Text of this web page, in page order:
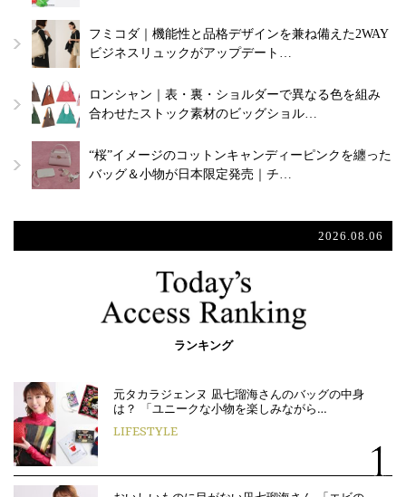
フミコダ｜機能性と品格デザインを兼ね備えた2WAY
ビジネスリュックがアップデート…
ロンシャン｜表・裏・ショルダーで異なる色を組み
合わせたストック素材のビッグショル…
“桜”イメージのコットンキャンディーピンクを纏った
バッグ＆小物が日本限定発売｜チ…
2026.08.06
ランキング
元タカラジェンヌ 凪七瑠海さんのバッグの中身
は？ 「ユニークな小物を楽しみながら…
LIFESTYLE